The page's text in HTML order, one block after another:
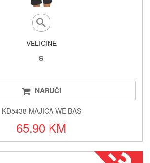
VELIČINE
S
NARUČI
KD5438 MAJICA WE BAS
65.90 KM